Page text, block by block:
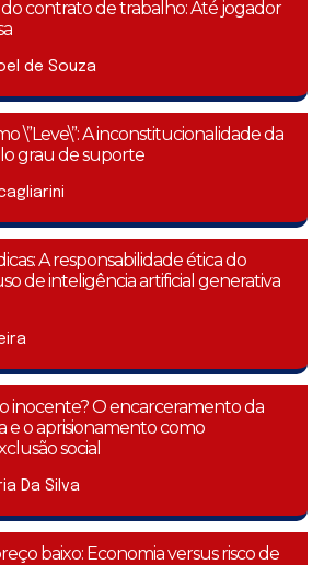
do contrato de trabalho: Até jogador
de Souza
\”Leve\”: A inconstitucionalidade da
grau de suporte
A responsabilidade ética do
de inteligência artificial generativa
inocente? O encarceramento da
e o aprisionamento como
social
Da Silva
baixo: Economia versus risco de